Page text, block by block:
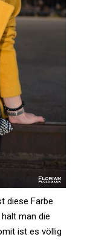
diese Farbe
man die
ist es völlig